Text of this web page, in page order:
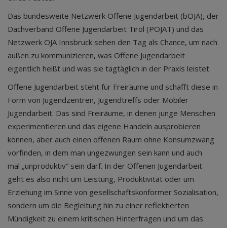
Das bundesweite Netzwerk Offene Jugendarbeit (bOJA), der
Dachverband Offene Jugendarbeit Tirol (POJAT) und das
Netzwerk OJA Innsbruck sehen den Tag als Chance, um nach
außen zu kommunizieren, was Offene Jugendarbeit
eigentlich heißt und was sie tagtäglich in der Praxis leistet.
Offene Jugendarbeit steht für Freiräume und schafft diese in
Form von Jugendzentren, Jugendtreffs oder Mobiler
Jugendarbeit. Das sind Freiräume, in denen junge Menschen
experimentieren und das eigene Handeln ausprobieren
können, aber auch einen offenen Raum ohne Konsumzwang
vorfinden, in dem man ungezwungen sein kann und auch
mal „unproduktiv“ sein darf. In der Offenen Jugendarbeit
geht es also nicht um Leistung, Produktivität oder um
Erziehung im Sinne von gesellschaftskonformer Sozialisation,
sondern um die Begleitung hin zu einer reflektierten
Mündigkeit zu einem kritischen Hinterfragen und um das